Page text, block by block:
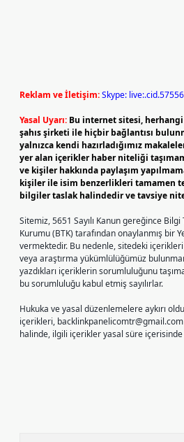
Reklam ve İletişim:Skype:
Yasal Uyarı: Bu internet sitesi,
şahıs şirketi ile hiçbir bağlantısı
yalnızca kendi hazırladığımız
yer alan içerikler haber niteliği
ve kişiler hakkında paylaşım
kişiler ile isim benzerlikleri tamamen
bilgiler taslak halindedir ve tavsiye
Sitemiz, 5651 Sayılı Kanun gereğince
Kurumu (BTK) tarafından onaylanmış bir
vermektedir. Bu nedenle, sitedeki
veya araştırma yükümlülüğümüz
yazdıkları içeriklerin sorumluluğunu
bu sorumluluğu kabul etmiş sayılırlar.
Hukuka ve yasal düzenlemelere aykırı
içerikleri, backlinkpanelicomtr@gmail.com
halinde, ilgili içerikler yasal süre içerisinde